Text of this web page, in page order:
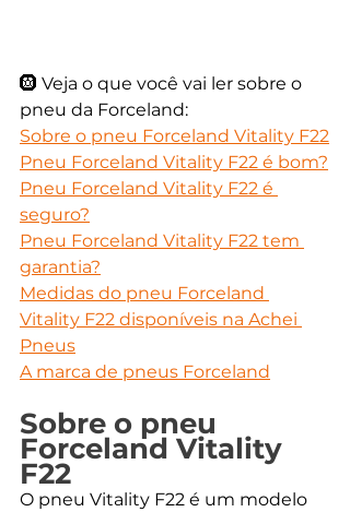
🛞 Veja o que você vai ler sobre o
pneu da Forceland:
Sobre o pneu Forceland Vitality F22
Pneu Forceland Vitality F22 é bom?
Pneu Forceland Vitality F22 é
seguro?
Pneu Forceland Vitality F22 tem
garantia?
Medidas do pneu Forceland
Vitality F22 disponíveis na Achei
Pneus
A marca de pneus Forceland
Sobre o pneu
Forceland Vitality
F22
O pneu Vitality F22 é um modelo